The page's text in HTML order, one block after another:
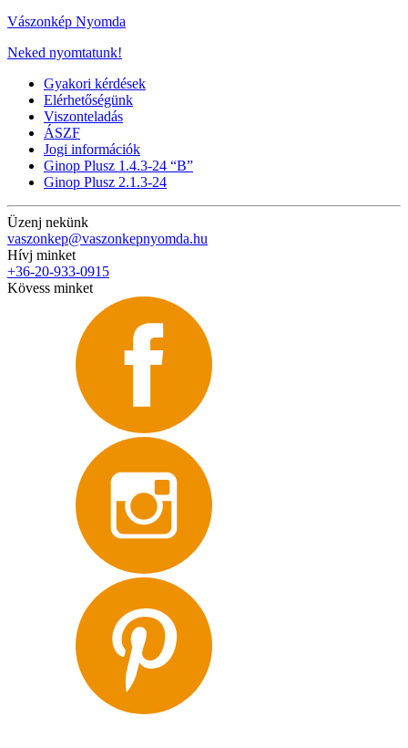
Vászonkép Nyomda
Neked nyomtatunk!
Gyakori kérdések
Elérhetőségünk
Viszonteladás
ÁSZF
Jogi információk
Ginop Plusz 1.4.3-24 “B”
Ginop Plusz 2.1.3-24
Üzenj nekünk
vaszonkep@vaszonkepnyomda.hu
Hívj minket
+36-20-933-0915
Kövess minket